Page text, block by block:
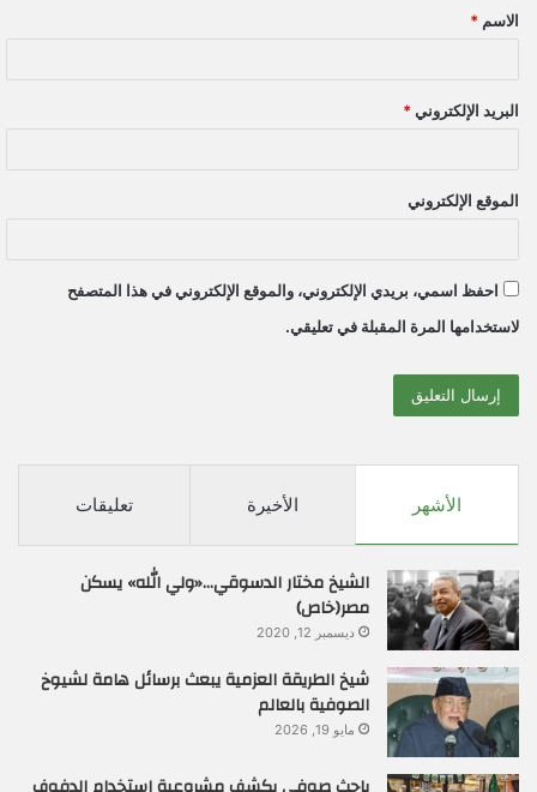
*
الاسم *
البريد الإلكتروني *
الموقع الإلكتروني
احفظ اسمي، بريدي الإلكتروني، والموقع الإلكتروني في هذا المتصفح
لاستخدامها المرة المقبلة في تعليقي.
الأشهر الأخيرة تعليقات
الشيخ مختار الدسوقي…«ولي الله» يسكن
مصر(خاص)
ديسمبر 12, 2020
شيخ الطريقة العزمية يبعث برسائل هامة لشيوخ
الصوفية بالعالم
مايو 19, 2026